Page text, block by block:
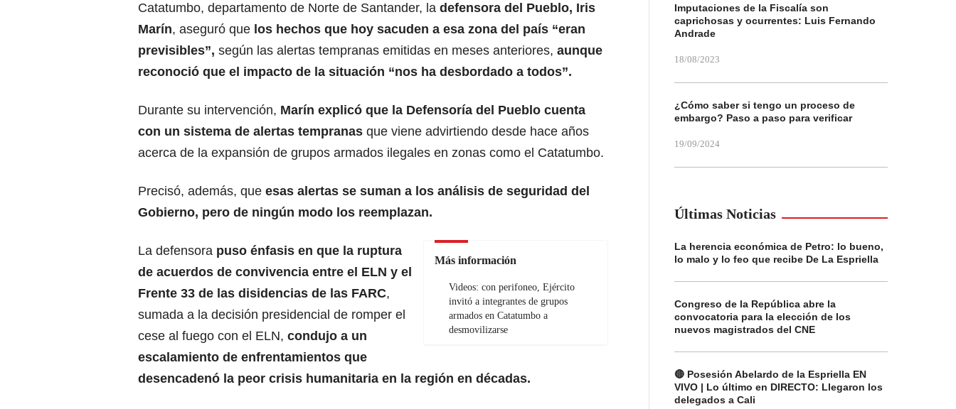
Catatumbo, departamento de Norte de Santander, la defensora del Pueblo, Iris
Marín, aseguró que los hechos que hoy sacuden a esa zona del país “eran
previsibles”, según las alertas tempranas emitidas en meses anteriores, aunque
reconoció que el impacto de la situación “nos ha desbordado a todos”.
Durante su intervención, Marín explicó que la Defensoría del Pueblo cuenta
con un sistema de alertas tempranas que viene advirtiendo desde hace años
acerca de la expansión de grupos armados ilegales en zonas como el Catatumbo.
Precisó, además, que esas alertas se suman a los análisis de seguridad del
Gobierno, pero de ningún modo los reemplazan.
Más información
Videos: con perifoneo, Ejército
invitó a integrantes de grupos
armados en Catatumbo a
desmovilizarse
La defensora puso énfasis en que la ruptura
de acuerdos de convivencia entre el ELN y el
Frente 33 de las disidencias de las FARC,
sumada a la decisión presidencial de romper el
cese al fuego con el ELN, condujo a un
escalamiento de enfrentamientos que
desencadenó la peor crisis humanitaria en la región en décadas.
Imputaciones de la Fiscalía son
caprichosas y ocurrentes: Luis Fernando
Andrade
18/08/2023
¿Cómo saber si tengo un proceso de
embargo? Paso a paso para verificar
19/09/2024
Últimas Noticias
La herencia económica de Petro: lo bueno,
lo malo y lo feo que recibe De La Espriella
Congreso de la República abre la
convocatoria para la elección de los
nuevos magistrados del CNE
🔴 Posesión Abelardo de la Espriella EN
VIVO | Lo último en DIRECTO: Llegaron los
delegados a Cali